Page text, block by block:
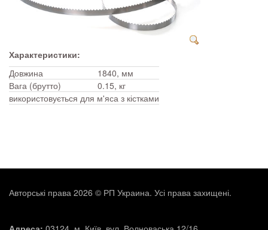
Характеристики:
Довжина
1840, мм
Вага (брутто)
0.15, кг
використовується для м'яса з кістками
Авторські права 2026 © РП Украина. Усі права захищені.